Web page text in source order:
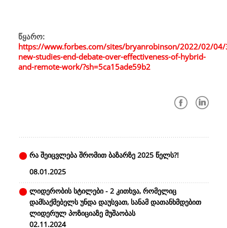
წყარო:
https://www.forbes.com/sites/bryanrobinson/2022/02/04/
new-studies-end-debate-over-effectiveness-of-hybrid-
and-remote-work/?sh=5ca15ade59b2
რა შეიცვლება შრომით ბაზარზე 2025 წელს?!
08.01.2025
ლიდერობის სტილები - 2 კითხვა, რომელიც
დამსაქმებელს უნდა დაუსვათ, სანამ დათანხმდებით
ლიდერულ პოზიციაზე მუშაობას
02.11.2024